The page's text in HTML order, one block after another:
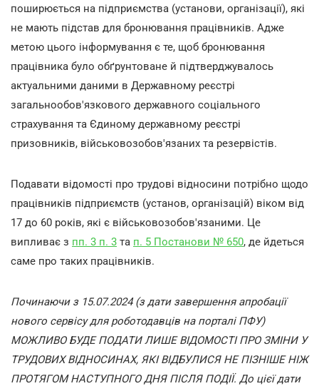
поширюється на підприємства (установи, організації), які
не мають підстав для бронювання працівників. Адже
метою цього інформування є те, щоб бронювання
працівника було обґрунтоване й підтверджувалось
актуальними даними в Державному реєстрі
загальнообов'язкового державного соціального
страхування та Єдиному державному реєстрі
призовників, військовозобов'язаних та резервістів.
Подавати відомості про трудові відносини потрібно щодо
працівників підприємств (установ, організацій) віком від
17 до 60 років, які є військовозобов'язаними. Це
випливає з пп. 3 п. 3 та п. 5 Постанови № 650, де йдеться
саме про таких працівників.
Починаючи з 15.07.2024 (з дати завершення апробації
нового сервісу для роботодавців на порталі ПФУ)
МОЖЛИВО БУДЕ ПОДАТИ ЛИШЕ ВІДОМОСТІ ПРО ЗМІНИ У
ТРУДОВИХ ВІДНОСИНАХ, ЯКІ ВІДБУЛИСЯ НЕ ПІЗНІШЕ НІЖ
ПРОТЯГОМ НАСТУПНОГО ДНЯ ПІСЛЯ ПОДІЇ. До цієї дати